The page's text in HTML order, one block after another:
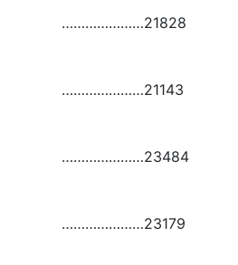
…………………21828
…………………21143
…………………23484
…………………23179